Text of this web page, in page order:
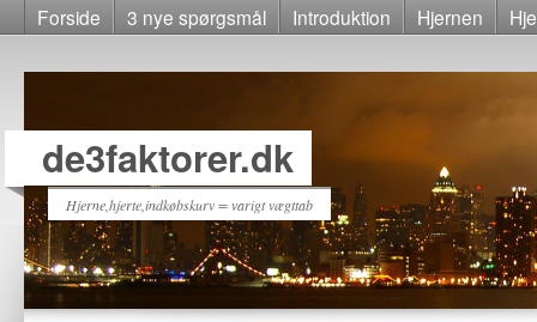
Forside 3 nye spørgsmål Introduktion Hjernen
de3faktorer.dk
Hjerne,hjerte,indkøbskurv = varigt vægttab